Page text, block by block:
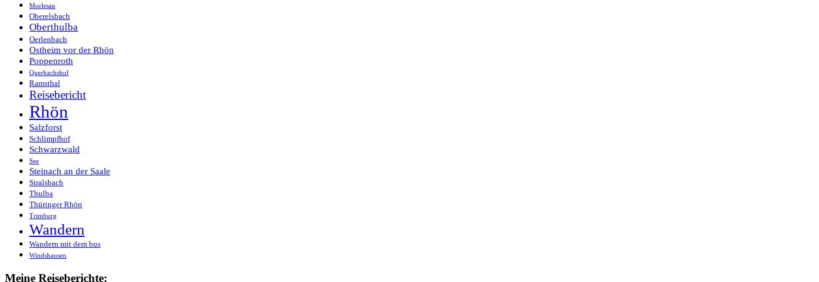
Morlesau
Oberelsbach
Oberthulba
Oerlenbach
Ostheim vor der Rhön
Poppenroth
Querbachshof
Ramsthal
Reisebericht
Rhön
Salzforst
Schlimpfhof
Schwarzwald
See
Steinach an der Saale
Stralsbach
Thulba
Thüringer Rhön
Trimburg
Wandern
Wandern mit dem bus
Windshausen
Meine Reiseberichte: